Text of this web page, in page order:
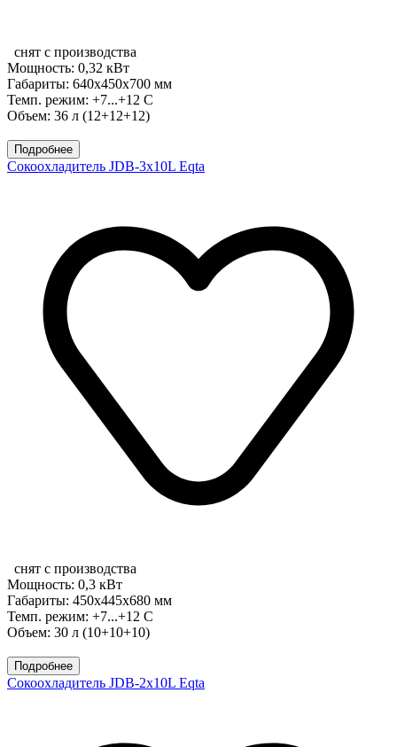
снят с производства
Мощность: 0,32 кВт
Габариты: 640х450х700 мм
Темп. режим: +7...+12 С
Объем: 36 л (12+12+12)
Подробнее
Сокоохладитель JDB-3x10L Eqta
снят с производства
Мощность: 0,3 кВт
Габариты: 450х445х680 мм
Темп. режим: +7...+12 С
Объем: 30 л (10+10+10)
Подробнее
Сокоохладитель JDB-2x10L Eqta